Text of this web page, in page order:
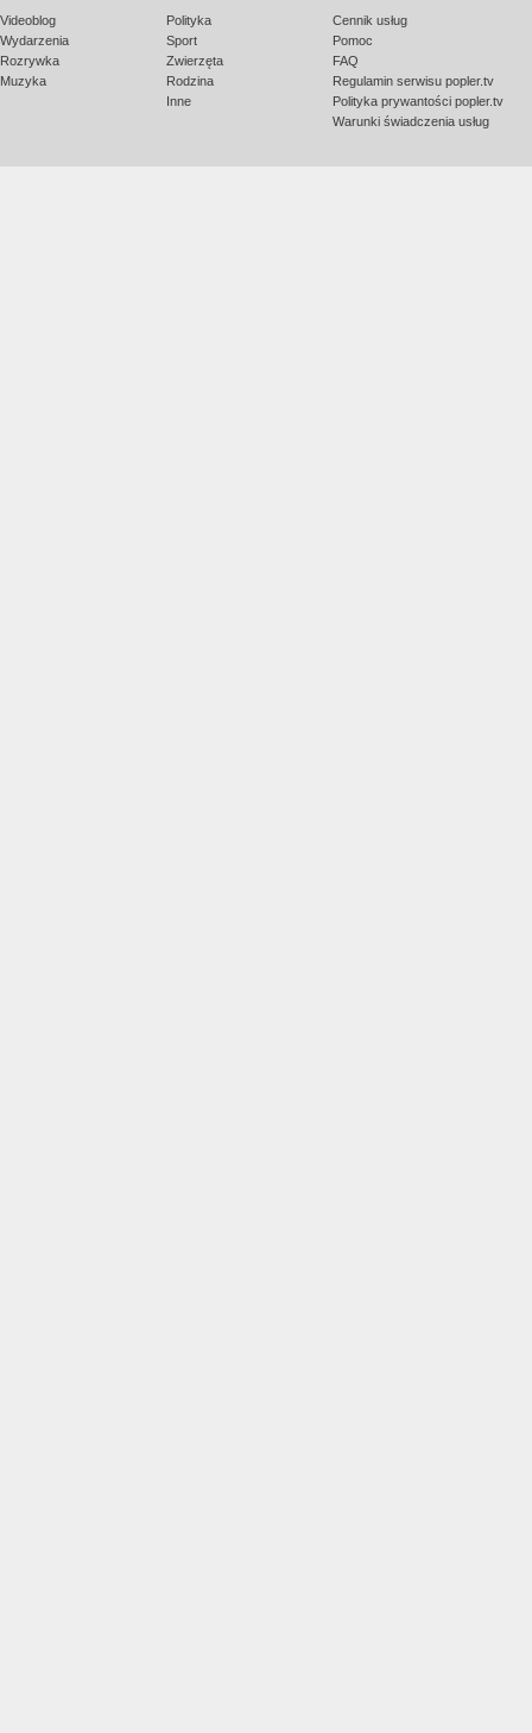
Videoblog
Wydarzenia
Rozrywka
Muzyka
Polityka
Sport
Zwierzęta
Rodzina
Inne
Cennik usług
Pomoc
FAQ
Regulamin serwisu popler.tv
Polityka prywantości popler.tv
Warunki świadczenia usług